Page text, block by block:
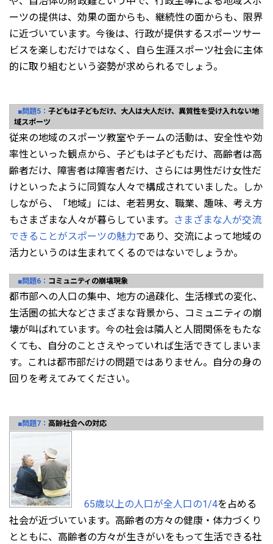
ーツの提供は、効果の面からも、継続性の面からも、限界
に近づいています。今後は、行政が提供するスポーツサー
ビスを楽しむだけではなく、自ら生涯スポーツ社会に主体
的に取り組むという姿勢が求められるでしょう。
■問題5： 子どもは子どもだけ、大人は大人だけ、異質性を受け入れない地
域スポーツ
従来の地域のスポーツ教室やチームの活動は、安全性や効
率性といった観点から、子どもは子どもだけ、高齢者は高
齢者だけ、障害者は障害者だけ、さらには男性だけ女性だ
けといったように同質な人々で構成されていました。しか
しながら、「地域」には、老若男女、職業、趣味、考え方
もさまざまな人々が暮らしています。
さまざまな人が交流
できることがスポーツの魅力であり、交流によって地域の
活力というのは生まれてくるのではないでしょうか。
■問題6： コミュニティの崩壊現象
都市部への人口の集中、地方の過疎化、生活様式の変化、
生活圏の拡大などさまざまな背景から、コミュニティの崩
壊が叫ばれています。今の社会は隣人と人間関係をもたな
くても、自分のことさえやっていれば生活できてしまいま
す。これは都市部だけの問題ではありません。自分の身の
回りを考えてみてください。
■問題7： 高齢社会への対応
65歳以上の人口が全人口の1/4を占める
社会が近づいています。高齢者の方々の健康・体力づくり
とともに、高齢者の方々が生きがいをもって生活できる社